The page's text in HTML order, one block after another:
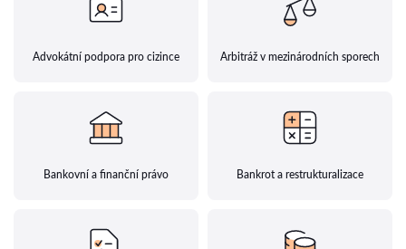
Advokátní podpora pro cizince Arbitráž v mezinárodních sporech
Bankovní a finanční právo Bankrot a restrukturalizace